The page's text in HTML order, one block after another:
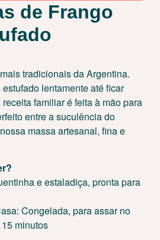
de Frango
tradicionais da Argentina.
lentamente até ficar
familiar é feita à mão para
entre a suculência do
massa artesanal, fina e
e estaladiça, pronta para
Congelada, para assar no
minutos